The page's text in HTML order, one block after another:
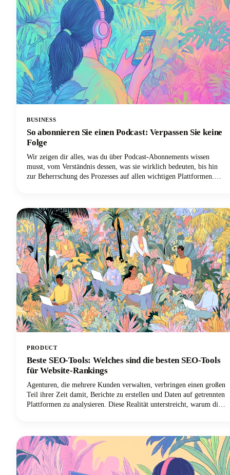
BUSINESS
So abonnieren Sie einen Podcast: Verpassen Sie keine
Folge
Wir zeigen dir alles, was du über Podcast-Abonnements wissen
musst, vom Verständnis dessen, was sie wirklich bedeuten, bis hin
zur Beherrschung des Prozesses auf allen wichtigen Plattformen.
PRODUCT
Beste SEO-Tools: Welches sind die besten SEO-Tools
für Website-Rankings
Agenturen, die mehrere Kunden verwalten, verbringen einen großen
Teil ihrer Zeit damit, Berichte zu erstellen und Daten auf getrennten
Plattformen zu analysieren. Diese Realität unterstreicht, warum die